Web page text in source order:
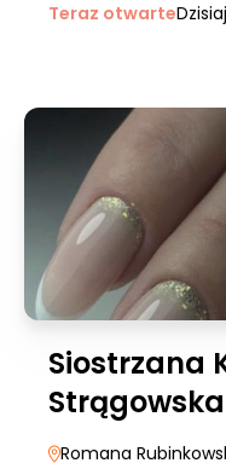
Teraz otwarte
Siostrzana
Strągowska
Romana